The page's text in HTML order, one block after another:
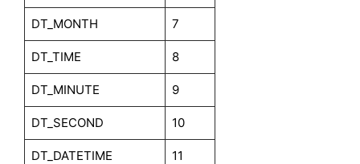
DT_MONTH 7
DT_TIME 8
DT_MINUTE 9
DT_SECOND 10
DT_DATETIME 11